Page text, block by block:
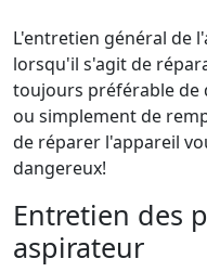
L'entretien général de
lorsqu'il s'agit de
toujours préférable de
ou simplement de
de réparer l'appareil
dangereux!
Entretien des
aspirateur